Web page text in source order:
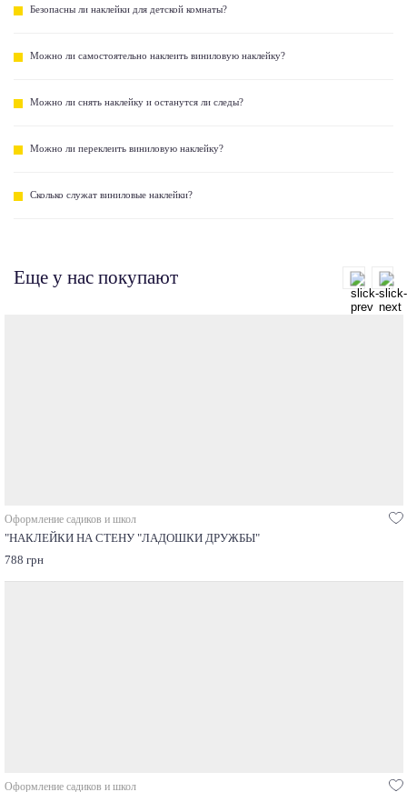
Безопасны ли наклейки для детской комнаты?
Можно ли самостоятельно наклеить виниловую наклейку?
Можно ли снять наклейку и останутся ли следы?
Можно ли переклеить виниловую наклейку?
Сколько служат виниловые наклейки?
Еще у нас покупают
Оформление садиков и школ
"НАКЛЕЙКИ НА СТЕНУ "ЛАДОШКИ ДРУЖБЫ"
788 грн
Оформление садиков и школ